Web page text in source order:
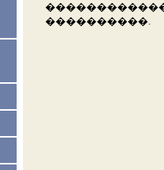
����������.